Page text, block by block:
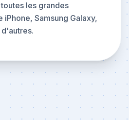
les grandes
iPhone, Samsung Galaxy,